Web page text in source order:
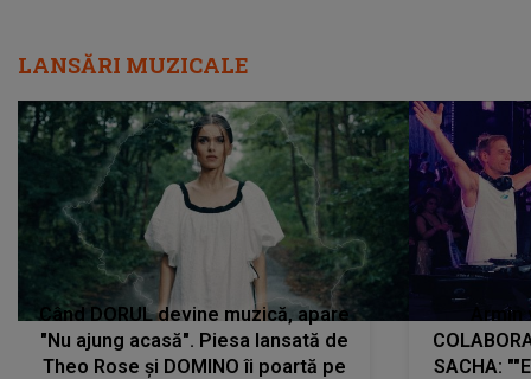
LANSĂRI MUZICALE
Când DORUL devine muzică, apare
"Nu ajung acasă". Piesa lansată de
Theo Rose și DOMINO îi poartă pe
SACHA: